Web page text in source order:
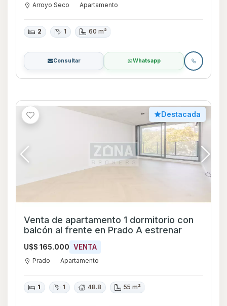
Arroyo Seco Apartamento
2 1 60 m²
Consultar Whatsapp
Destacada
Venta de apartamento 1 dormitorio con
balcón al frente en Prado A estrenar
U$S 165.000 VENTA
Prado Apartamento
1 1 48.8 55 m²